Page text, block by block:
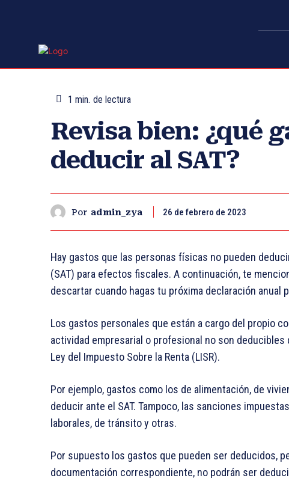
1 min. de lectura
Revisa bien: ¿qué
deducir al SAT?
Por admin_zya 26 de febrero de 2023
Hay gastos que las personas físicas no pueden
(SAT) para efectos fiscales. A continuación,te
descartar cuando hagas tu próxima declaración anual
Los gastos personales que están a cargo del propio
actividad empresarial o profesional no son deducibles
Ley del Impuesto Sobre la Renta (LISR).
Por ejemplo, gastos como los de alimentación, de
deducir ante el SAT. Tampoco, las sanciones
laborales, de tránsito y otras.
Por supuesto los gastos que pueden ser deducidos,
documentación correspondiente, no podrán ser